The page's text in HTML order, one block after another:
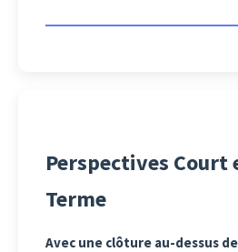
Perspectives Court
Terme
Avec une clôture au-dessus